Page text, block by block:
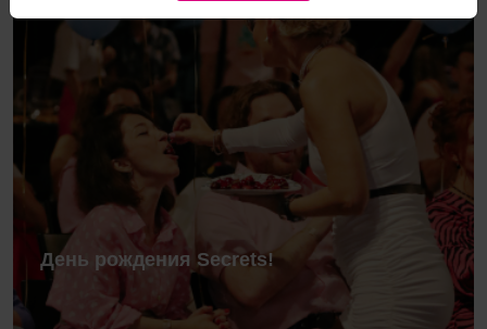
День рождения Secrets!